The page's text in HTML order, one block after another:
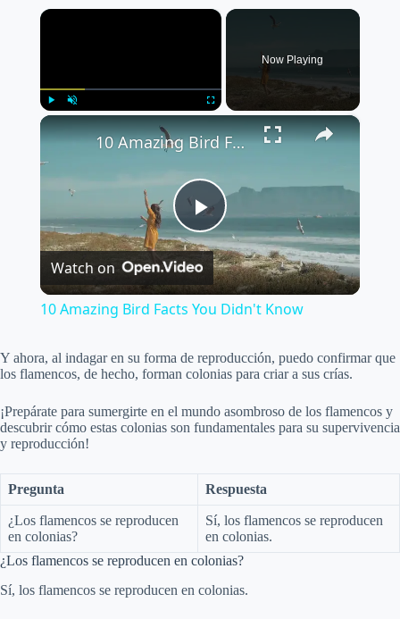
×
Now Playing
×
P
l
i
d
10 Amazing Bird Facts You Didn't Know
Watch on
10 Amazing Bird Facts You Didn't Know
Y ahora, al indagar en su forma de reproducción, puedo confirmar que
los flamencos, de hecho, forman colonias para criar a sus crías.
¡Prepárate para sumergirte en el mundo asombroso de los flamencos y
descubrir cómo estas colonias son fundamentales para su supervivencia
y reproducción!
Pregunta Respuesta
¿Los flamencos se reproducen
en colonias?
Sí, los flamencos se reproducen
en colonias.
¿Los flamencos se reproducen en colonias?
Sí, los flamencos se reproducen en colonias.